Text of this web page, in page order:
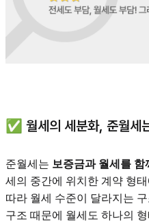
✅ 월세의 세분화, 준월세
준월세는 보증금과 월세를 함
세의 중간에 위치한 계약 형
따라 월세 수준이 달라지는
구조 때문에 월세도 하나의